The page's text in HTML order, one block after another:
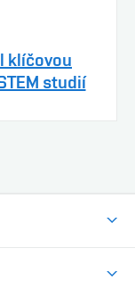
klíčovou
studií